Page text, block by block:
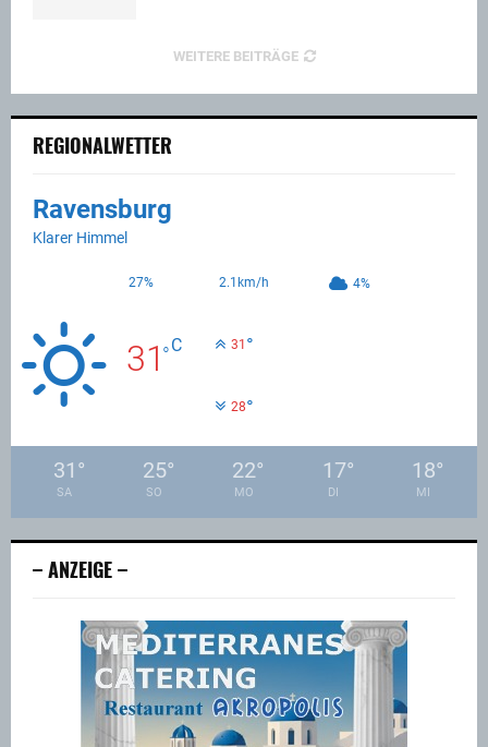
WEITERE BEITRÄGE
REGIONALWETTER
Ravensburg
Klarer Himmel
27% 2.1km/h 4%
31°C 31 °
28°
31 °
SA
25°
SO
22°
MO
17°
DI
18°
MI
– ANZEIGE –